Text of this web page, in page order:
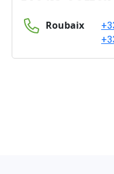
Roubaix